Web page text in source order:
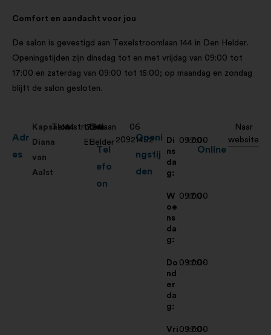
Comfort en aandacht voor jou
De salon is gevestigd aan Texelstroomlaan 144 in Den Helder.
Openingstijden zijn dinsdag tot en met vrijdag van 09:00 tot
17:00 en zaterdag van 09:00 tot 15:00; op maandag en zondag
blijft de salon gesloten.
Adr
es
Kapsalon
Diana
van
Aalst
Texelstroomlaan
144
1784
EE
Den
Helder
Tel
efo
on
06
20921402
Openi
ngstij
den
Di
ns
da
g:
09:00-
17:00
W
oe
ns
da
g:
09:00-
17:00
Do
nd
er
da
g:
09:00-
17:00
Vri 09:00-
17:00
Online
Naar
website